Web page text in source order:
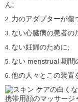
ん;
2. 力のアダプターが傷
3. ない心臓病の患者の
4. ない妊婦のために;
5. ない menstrual 期間
6. 他の人々とこの装置